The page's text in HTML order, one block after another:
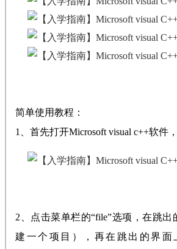
简单使用教程：
1、首先打开Microsoft visual c++软件
2、点击菜单栏的“file”选项，在跳出
建一个项目），再在跳出的界面